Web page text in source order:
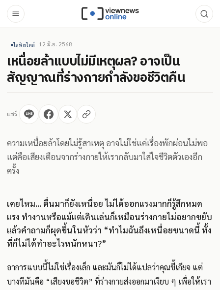
ไลฟ์สไตล์ 12 มิ.ย. 2568
เหนื่อยล้าแบบไม่มีเหตุผล? อาจเป็น
สัญญาณที่ร่างกายกำลังขอชีวิตคืน
แชร์
ความเหนื่อยล้าโดยไม่รู้สาเหตุ อาจไม่ใช่แค่เรื่องพักผ่อนไม่พอ
แต่คือเสียงเตือนจากร่างกายให้เรากลับมาใส่ใจชีวิตตัวเองอีก
ครั้ง
เคยไหม... ตื่นมาก็ยังเหนื่อย ไม่ได้ออกแรงมากก็รู้สึกหมด
แรง ทำงานหรือแม้แต่เดินเล่นก็เหมือนร่างกายไม่อยากขยับ
แล้วคำถามก็ผุดขึ้นในหัวว่า “ทำไมฉันถึงเหนื่อยขนาดนี้ ทั้ง
ที่ก็ไม่ได้ทำอะไรหนักหนา?”
อาการแบบนี้ไม่ใช่เรื่องเล็ก และมันก็ไม่ได้แปลว่าคุณขี้เกียจ แต่
บางทีมันคือ “เสียงขอชีวิต” ที่ร่างกายส่งออกมาเงียบ ๆ เพื่อให้เรา